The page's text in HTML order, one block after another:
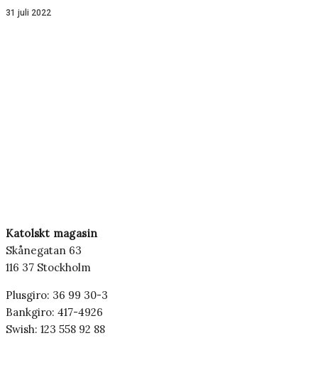
31 juli 2022
Katolskt magasin
Skånegatan 63
116 37 Stockholm
Plusgiro: 36 99 30-3
Bankgiro: 417-4926
Swish: 123 558 92 88